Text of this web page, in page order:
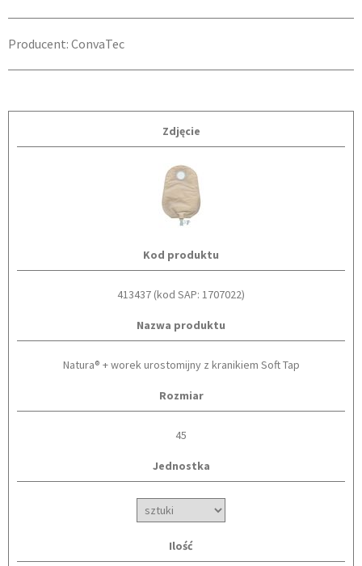
Producent: ConvaTec
Zdjęcie
Kod produktu
413437 (kod SAP: 1707022)
Nazwa produktu
Natura® + worek urostomijny z kranikiem Soft Tap
Rozmiar
45
Jednostka
Ilość